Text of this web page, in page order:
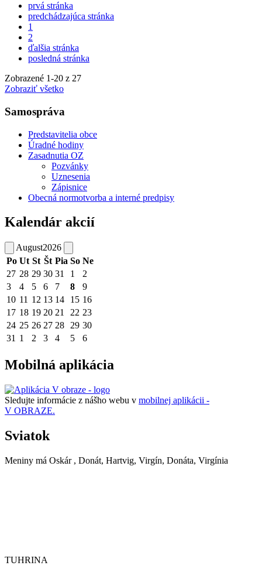
prvá stránka
predchádzajúca stránka
1
2
ďalšia stránka
posledná stránka
Zobrazené 1-20 z 27
Zobraziť všetko
Samospráva
Predstavitelia obce
Úradné hodiny
Zasadnutia OZ
Pozvánky
Uznesenia
Zápisnice
Obecná normotvorba a interné predpisy
Kalendár akcií
August2026
Po Ut St Št Pia So Ne
27 28 29 30 31 1
2
3
4 5 6 7 8
9
10 11 12 13 14 15 16
17 18 19 20 21 22 23
24 25 26 27 28 29 30
31 1 2 3 4 5 6
Mobilná aplikácia
Sledujte informácie z nášho webu v mobilnej aplikácii -
V OBRAZE.
Sviatok
Meniny má Oskár , Donát, Hartvig, Virgín, Donáta, Virgínia
TUHRINA